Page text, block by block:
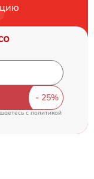
c политикой